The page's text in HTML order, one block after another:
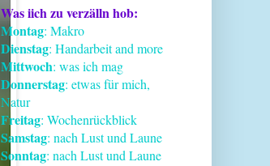
Was iich zu verzälln hob:
Montag: Makro
Dienstag: Handarbeit and more
Mittwoch: was ich mag
Donnerstag: etwas für mich,
Natur
Freitag: Wochenrückblick
Samstag: nach Lust und Laune
Sonntag: nach Lust und Laune